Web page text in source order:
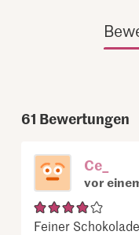
61 Bewertungen
Ce_
vor
Feiner